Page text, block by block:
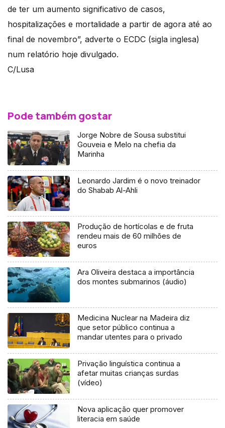
de ter um aumento significativo de casos,
hospitalizações e mortalidade a partir de agora até ao
final de novembro”, adverte o ECDC (sigla inglesa)
num relatório hoje divulgado.
C/Lusa
Pode também gostar
Jorge Nobre de Sousa substitui
Gouveia e Melo na chefia da
Marinha
Leonardo Jardim é o novo treinador
do Shabab Al-Ahli
Produção de hortícolas e de fruta
rendeu mais de 60 milhões de
euros
Ara Oliveira destaca a importância
dos montes submarinos (áudio)
Medicina Nuclear na Madeira diz
que setor público continua a
mandar utentes para o privado
Privação linguística continua a
afetar muitas crianças surdas
(vídeo)
Nova aplicação quer promover
literacia em saúde